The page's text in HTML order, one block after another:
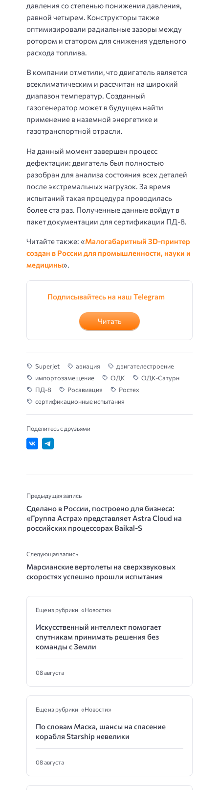
давления со степенью понижения давления,
равной четырем. Конструкторы также
оптимизировали радиальные зазоры между
ротором и статором для снижения удельного
расхода топлива.
В компании отметили, что двигатель является
всеклиматическим и рассчитан на широкий
диапазон температур. Созданный
газогенератор может в будущем найти
применение в наземной энергетике и
газотранспортной отрасли.
На данный момент завершен процесс
дефектации: двигатель был полностью
разобран для анализа состояния всех деталей
после экстремальных нагрузок. За время
испытаний такая процедура проводилась
более ста раз. Полученные данные войдут в
пакет документации для сертификации ПД-8.
Читайте также: «Малогабаритный 3D-принтер
создан в России для промышленности, науки и
медицины».
Подписывайтесь на наш Telegram
Читать
Superjet авиация
двигателестроение
импортозамещение
ОДК
ОДК-Сатурн
ПД-8
Росавиация
Ростех
сертификационные испытания
Поделитесь с друзьями
Предыдущая запись
Сделано в России, построено для бизнеса:
«Группа Астра» представляет Astra Cloud на
российских процессорах Baikal-S
Следующая запись
Марсианские вертолеты на сверхзвуковых
скоростях успешно прошли испытания
Еще из рубрики «Новости»
Искусственный интеллект помогает
спутникам принимать решения без
команды с Земли
08 августа
Еще из рубрики «Новости»
По словам Маска, шансы на спасение
корабля Starship невелики
08 августа